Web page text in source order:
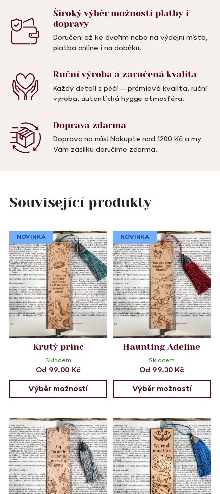
Široký výběr možnostíplatby i
dopravy
Doručení až ke dveřím nebo na výdejní místo,
platba online i na dobírku.
Ruční výroba azaručená kvalita
Každý detail s péčí – prémiová kvalita, ruční
výroba, autentická hygge atmosféra.
Dopravazdarma
Doprava na nás! Nakupte nad 1200 Kč a my
Vám zásilku doručíme zdarma.
Související produkty
NOVINKA
Krutý princ
Skladem
Od 99,00 Kč
Výběr možností
NOVINKA
Haunting Adeline
Skladem
Od 99,00 Kč
Výběr možností